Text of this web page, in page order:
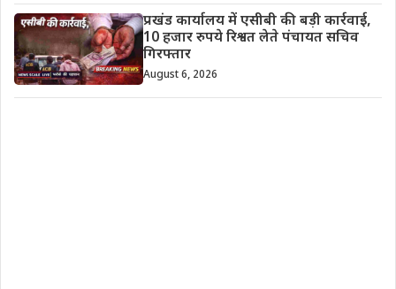
प्रखंड कार्यालय में एसीबी की बड़ी कार्रवाई,
10 हजार रुपये रिश्वत लेते पंचायत सचिव
गिरफ्तार
August 6, 2026